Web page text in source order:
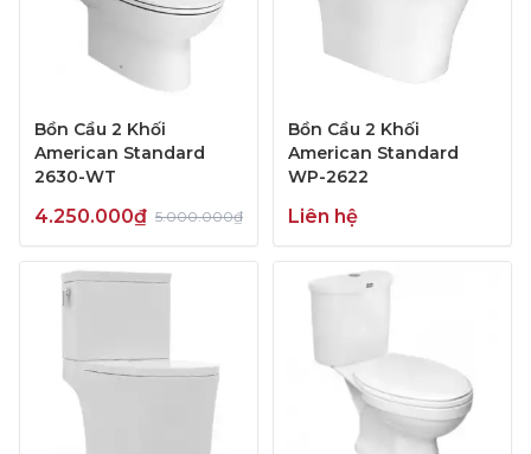
Bồn Cầu 2 Khối
American Standard
2630-WT
4.250.000₫ 5.000.000₫
Bồn Cầu 2 Khối
American Standard
WP-2622
Liên hệ